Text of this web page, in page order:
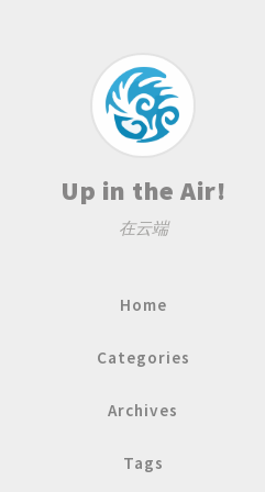
Up in the Air!
在云端
Home
Categories
Archives
Tags